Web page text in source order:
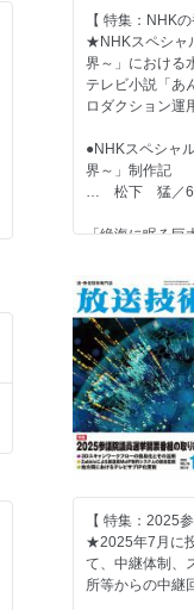
その概要
… 岡野正寛・
●ゼンハイザー
ーション2026
「SPECTERA
… 高瀬徹朗／
●第71回 イラ
算 雑音指数と
… 若井一顕／
【 コラム記事 】
●映像アラカル
… ／89
●その後 115回
… 大野正夫／
●音話屋ダイア
●FMロータリ
… 高木典昭／
●AMプラザ
【 一般記事 】
●FPU高度化 ～
… 柴山武英・岡
●クラウドライ
… 荒木 優・山
… 前中 隆・
●BAYFM78 ラ
… 安齋宏治・
●ニューイヤー
… 掛田大輔・市
●球中継におけ
… 平間淳司・
●文教大学 湘
オ整備 ～テレ
とした設備の充
… 村井 睦・宮
【 特集：NHK
★NHKスペシャ
界～」における
テレビ小説「あ
ロダクション運
●NHKスペシャ
界～」制作記
… 松下 猛／
「絶海に眠る巨
… 神山 秀・根
● NHK連続テレ
… 久野裕大・
幸／70
【 グラビア記事
● 第31回 日本プ
【 一般記事 】
●報道取材用の
【 特集：2025
★2025年7月に
て、中継体制、
所等からの中継